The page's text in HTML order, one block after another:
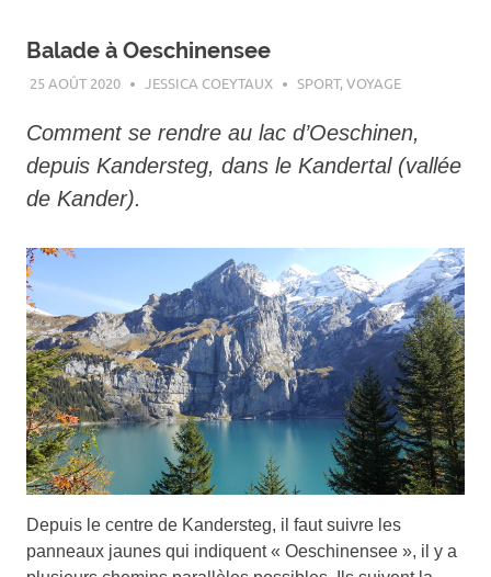
Balade à Oeschinensee
25 AOÛT 2020 JESSICA COEYTAUX SPORT,VOYAGE
Comment se rendre au lac d’Oeschinen,
depuis Kandersteg, dans le Kandertal (vallée
de Kander).
Depuis le centre de Kandersteg, il faut suivre les
panneaux jaunes qui indiquent « Oeschinensee », il y a